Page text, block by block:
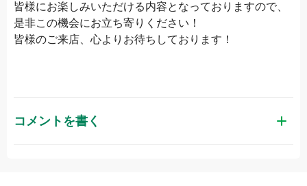
皆様にお楽しみいただける内容となっておりますので、
是非この機会にお立ち寄りください！
皆様のご来店、心よりお待ちしております！
コメントを書く